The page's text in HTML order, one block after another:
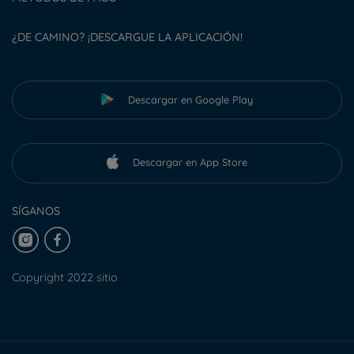
¿DE CAMINO? ¡DESCARGUE LA APLICACIÓN!
Descargar en Google Play
Descargar en App Store
SÍGANOS
Copyright 2022 sitio